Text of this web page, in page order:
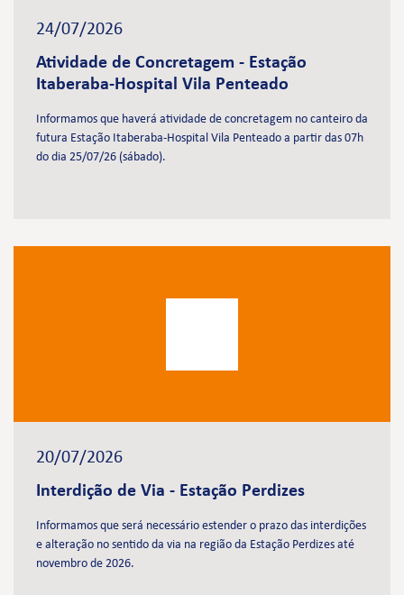
24/07/2026
Atividade de Concretagem - Estação
Itaberaba-Hospital Vila Penteado
Informamos que haverá atividade de concretagem no canteiro da
futura Estação Itaberaba-Hospital Vila Penteado a partir das 07h
do dia 25/07/26 (sábado).
20/07/2026
Interdição de Via - Estação Perdizes
Informamos que será necessário estender o prazo das interdições
e alteração no sentido da via na região da Estação Perdizes até
novembro de 2026.